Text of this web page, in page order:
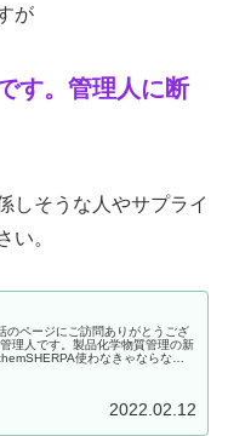
が
す。管理人に断
しそうな人やサプライ
い。
のページにご訪問ありがとうござ
理人です。製品化学物質管理の新
使わなきゃならなく
2022.02.12